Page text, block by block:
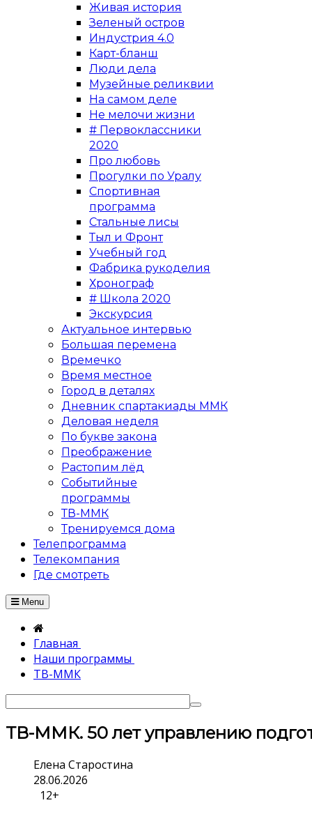
Живая история
Зеленый остров
Индустрия 4.0
Карт-бланш
Люди дела
Музейные реликвии
На самом деле
Не мелочи жизни
# Первоклассники
2020
Про любовь
Прогулки по Уралу
Спортивная
программа
Стальные лисы
Тыл и Фронт
Учебный год
Фабрика рукоделия
Хронограф
# Школа 2020
Экскурсия
Актуальное интервью
Большая перемена
Времечко
Время местное
Город в деталях
Дневник спартакиады ММК
Деловая неделя
По букве закона
Преображение
Растопим лёд
Событийные
программы
ТВ-ММК
Тренируемся дома
Телепрограмма
Телекомпания
Где смотреть
Menu
Главная
Наши программы
ТВ-ММК
ТВ-ММК. 50 лет управлению
Елена Старостина
28.06.2026
12+